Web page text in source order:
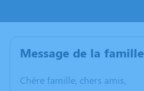
Message de la famille
Chère famille, chers amis,